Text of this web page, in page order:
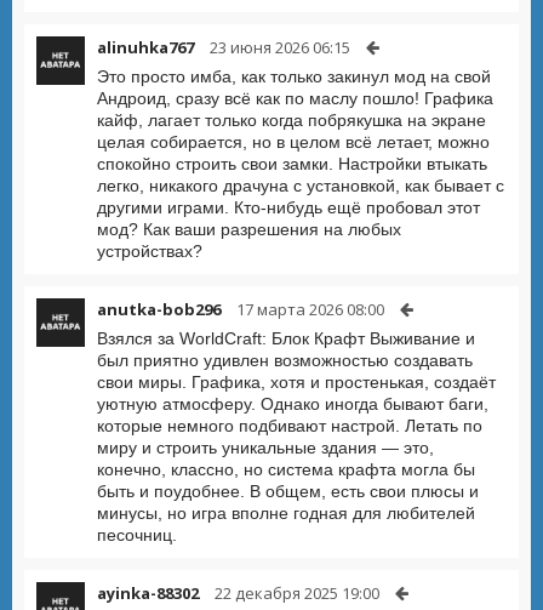
alinuhka767 23 июня 2026 06:15
Это просто имба, как только закинул мод на свой
Андроид, сразу всё как по маслу пошло! Графика
кайф, лагает только когда побрякушка на экране
целая собирается, но в целом всё летает, можно
спокойно строить свои замки. Настройки втыкать
легко, никакого драчуна с установкой, как бывает с
другими играми. Кто-нибудь ещё пробовал этот
мод? Как ваши разрешения на любых
устройствах?
anutka-bob296 17 марта 2026 08:00
Взялся за WorldCraft: Блок Крафт Выживание и
был приятно удивлен возможностью создавать
свои миры. Графика, хотя и простенькая, создаёт
уютную атмосферу. Однако иногда бывают баги,
которые немного подбивают настрой. Летать по
миру и строить уникальные здания — это,
конечно, классно, но система крафта могла бы
быть и поудобнее. В общем, есть свои плюсы и
минусы, но игра вполне годная для любителей
песочниц.
ayinka-88302 22 декабря 2025 19:00